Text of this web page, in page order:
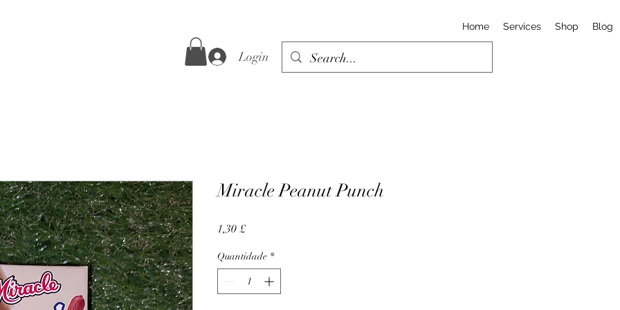
Home Services Shop Blog
Login
Miracle Peanut Punch
1,30 £Preço
Quantidade *